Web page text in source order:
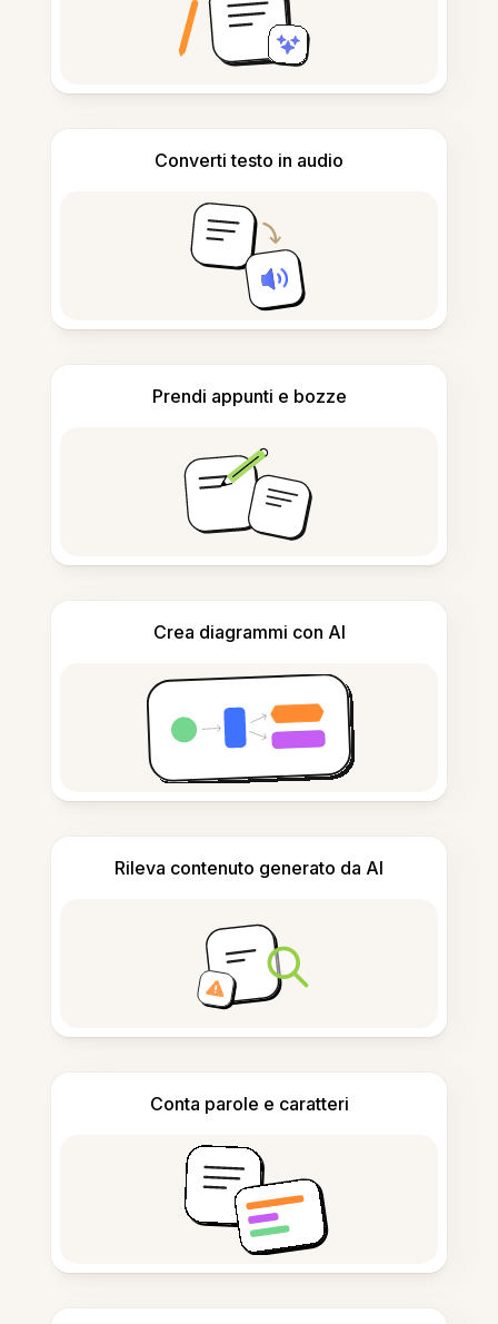
Converti testo in audio
Prendi appunti e bozze
Crea diagrammi con AI
Rileva contenuto generato da AI
Conta parole e caratteri